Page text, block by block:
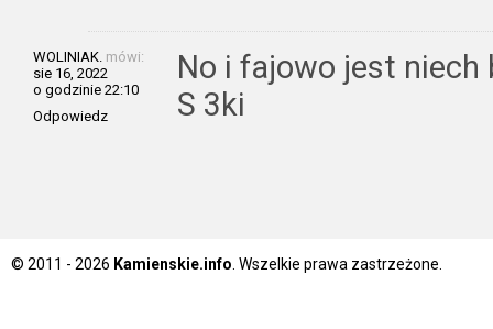
WOLINIAK. mówi:
sie 16, 2022
o godzinie 22:10
Odpowiedz
No i fajowo jest niech
S 3ki
© 2011 - 2026 Kamienskie.info . Wszelkie prawa zastrzeżone.